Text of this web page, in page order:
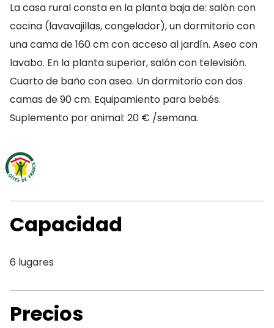
La casa rural consta en la planta baja de: salón con
cocina (lavavajillas, congelador), un dormitorio con
una cama de 160 cm con acceso al jardín. Aseo con
lavabo. En la planta superior, salón con televisión.
Cuarto de baño con aseo. Un dormitorio con dos
camas de 90 cm. Equipamiento para bebés.
Suplemento por animal: 20 € /semana.
Capacidad
6 lugares
Precios